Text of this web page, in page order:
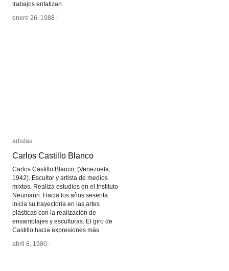
trabajos enfatizan
enero 26, 1988 /
enero 26, 1988 /
artistas
Carlos Castillo Blanco
Carlos Castillo Blanco, (Venezuela,
1942). Escultor y artista de medios
mixtos. Realiza estudios en el Instituto
Neumann. Hacia los años sesenta
inicia su trayectoria en las artes
plásticas con la realización de
ensamblajes y esculturas. El giro de
Castillo hacia expresiones más
abril 8, 1980 /
artistas
Carlos Castillo Blanco
abril 8, 1980 /